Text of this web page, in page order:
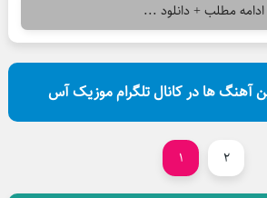
ادامه مطلب + دانلود ...
آهنگ ها در کانال تلگرام موزیک آس
1 2